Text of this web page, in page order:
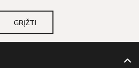
GRĮŽTI